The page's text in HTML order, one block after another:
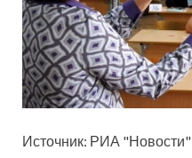
Источник: РИА "Новости"